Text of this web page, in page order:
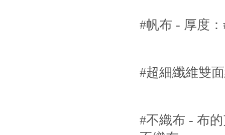
#帆布 - 厚度
#超細纖維雙
#不織布 - 布